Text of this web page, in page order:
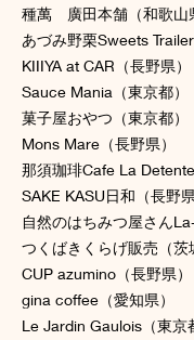
種萬 廣田本舗（和歌山
あづみ野栗Sweets Trailer
KIIIYA at CAR（長野県）
Sauce Mania（東京都）
菓子屋おやつ（東京都）
Mons Mare（長野県）
那須珈琲Cafe La Detente
SAKE KASU日和（長野県
自然のはちみつ屋さん
つくばきくらげ販売（茨
CUP azumino（長野県）
gina coffee（愛知県）
Le Jardin Gaulois（東京